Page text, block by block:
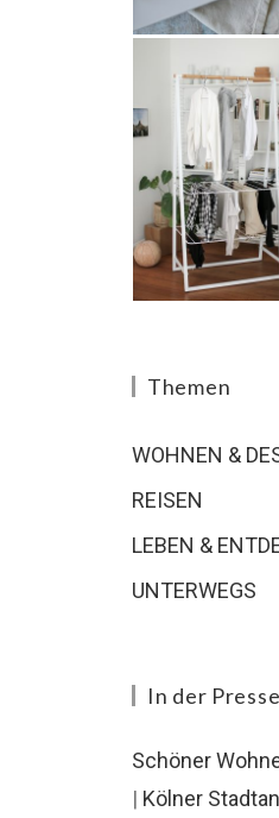
Themen
WOHNEN &
REISEN
LEBEN &
UNTERWEGS
In der Presse
Schöner
| Kölner